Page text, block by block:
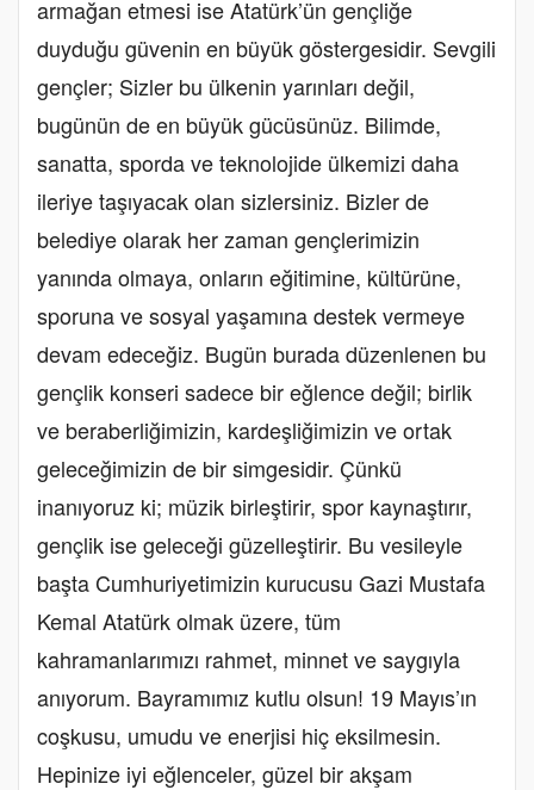
armağan etmesi ise Atatürk’ün gençliğe
duyduğu güvenin en büyük göstergesidir. Sevgili
gençler; Sizler bu ülkenin yarınları değil,
bugünün de en büyük gücüsünüz. Bilimde,
sanatta, sporda ve teknolojide ülkemizi daha
ileriye taşıyacak olan sizlersiniz. Bizler de
belediye olarak her zaman gençlerimizin
yanında olmaya, onların eğitimine, kültürüne,
sporuna ve sosyal yaşamına destek vermeye
devam edeceğiz. Bugün burada düzenlenen bu
gençlik konseri sadece bir eğlence değil; birlik
ve beraberliğimizin, kardeşliğimizin ve ortak
geleceğimizin de bir simgesidir. Çünkü
inanıyoruz ki; müzik birleştirir, spor kaynaştırır,
gençlik ise geleceği güzelleştirir. Bu vesileyle
başta Cumhuriyetimizin kurucusu Gazi Mustafa
Kemal Atatürk olmak üzere, tüm
kahramanlarımızı rahmet, minnet ve saygıyla
anıyorum. Bayramımız kutlu olsun! 19 Mayıs’ın
coşkusu, umudu ve enerjisi hiç eksilmesin.
Hepinize iyi eğlenceler, güzel bir akşam